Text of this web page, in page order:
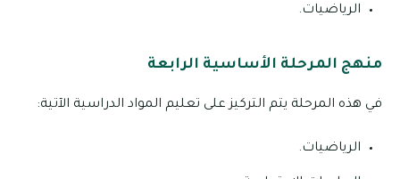
الرياضيات.
منهج المرحلة الأساسية الرابعة
في هذه المرحلة يتم التركيز على تعليم المواد الدراسية الآتية:
الرياضيات.